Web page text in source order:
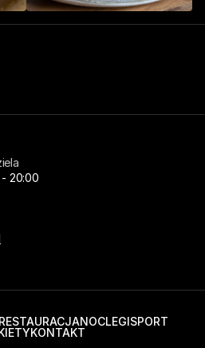
- 20:00
RESTAURACJANOCLEGISPORT
KONTAKT